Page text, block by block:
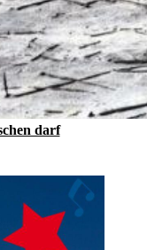
darf